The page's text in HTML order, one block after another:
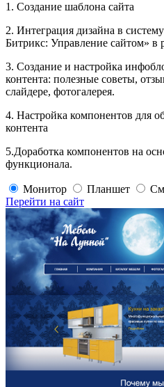
1. Создание шаблона сайта
2. Интеграция дизайна в
Битрикс: Управление сайтом» в
3. Создание и настройка
контента: полезные советы,
слайдере, фотогалерея.
4. Настройка компонентов для
контента
5.Доработка компонентов на
функционала.
Монитор Планшет
Перейти на сайт